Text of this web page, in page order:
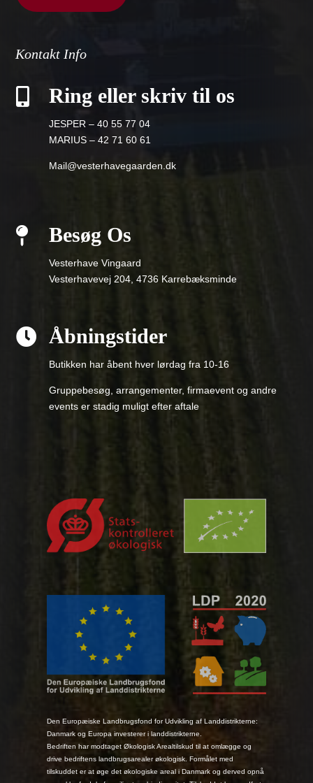
Kontakt Info
 Ring eller skriv til os
JESPER – 40 55 77 04
MARIUS – 42 71 60 61
Mail@vesterhavegaarden.dk
 Besøg Os
Vesterhave Vingaard
Vesterhavevej 204, 4736 Karrebæksminde
 Åbningstider
Butikken har åbent hver lørdag fra 10-16
Gruppebesøg, arrangementer, firmaevent og andre
events er stadig muligt efter aftale
Den Europæiske Landbrugsfond for Udvikling af Landdistrikterne:
Danmark og Europa investerer i landdistrikterne.
Bedriften har modtaget Økologisk Arealtilskud til at omlægge og
drive bedriftens landbrugsarealer økologisk. Formålet med
tilskuddet er at øge det økologiske areal i Danmark og derved opnå